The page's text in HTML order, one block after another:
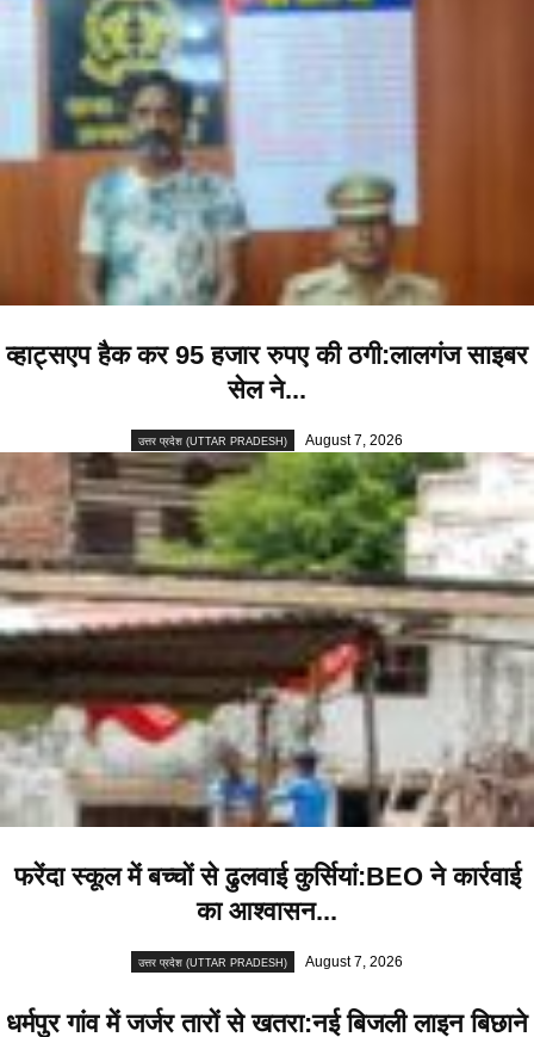
व्हाट्सएप हैक कर 95 हजार रुपए की ठगी:लालगंज साइबर
सेल ने...
उत्तर प्रदेश (UTTAR PRADESH) August 7, 2026
फरेंदा स्कूल में बच्चों से ढुलवाई कुर्सियां:BEO ने कार्रवाई
का आश्वासन...
उत्तर प्रदेश (UTTAR PRADESH) August 7, 2026
धर्मपुर गांव में जर्जर तारों से खतरा:नई बिजली लाइन बिछाने